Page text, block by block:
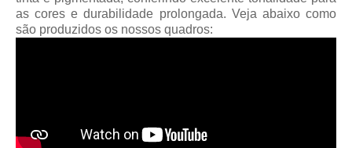
as cores e durabilidade prolongada. Veja abaixo como
são produzidos os nossos quadros: